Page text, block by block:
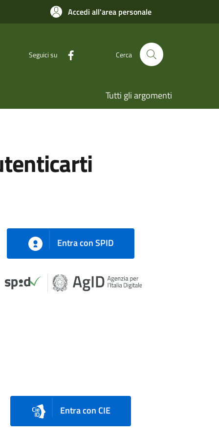
Accedi all'area personale
Seguici su Cerca
Tutti gli argomenti
Entra con SPID
Entra con CIE